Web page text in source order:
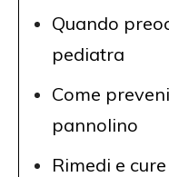
Quando
pediatra
Come
pannolino
Rimedi e